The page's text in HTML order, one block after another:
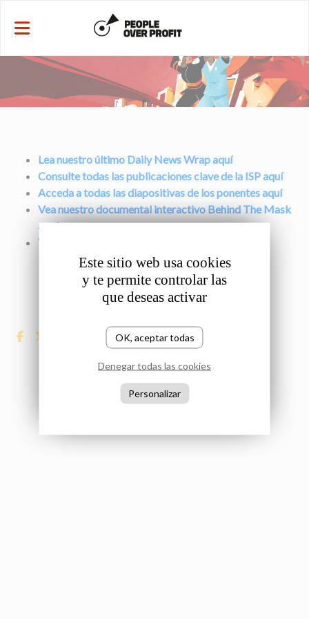
Lea nuestro último Daily News Wrap aquí
Consulte todas las publicaciones clave de la ISP aquí
Acceda a todas las diapositivas de los ponentes aquí
Vea nuestro documental interactivo Behind The Mask
aquí
Vea aquí todas las fotos oficiales del Congreso
Este sitio web usa cookies
y te permite controlar las
que deseas activar
OK, aceptar todas
Denegar todas las cookies
Personalizar